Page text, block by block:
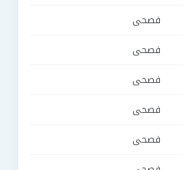
فصحى
فصحى
فصحى
فصحى
فصحى